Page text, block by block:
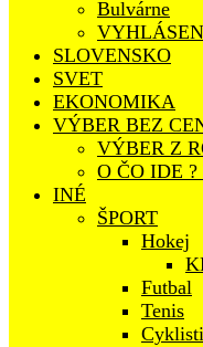
Bulvárne
SLOVENSKO
SVET
EKONOMIKA
VÝBER BEZ
VÝBER Z
O ČO IDE
INÉ
ŠPORT
Hokej
Futbal
Tenis